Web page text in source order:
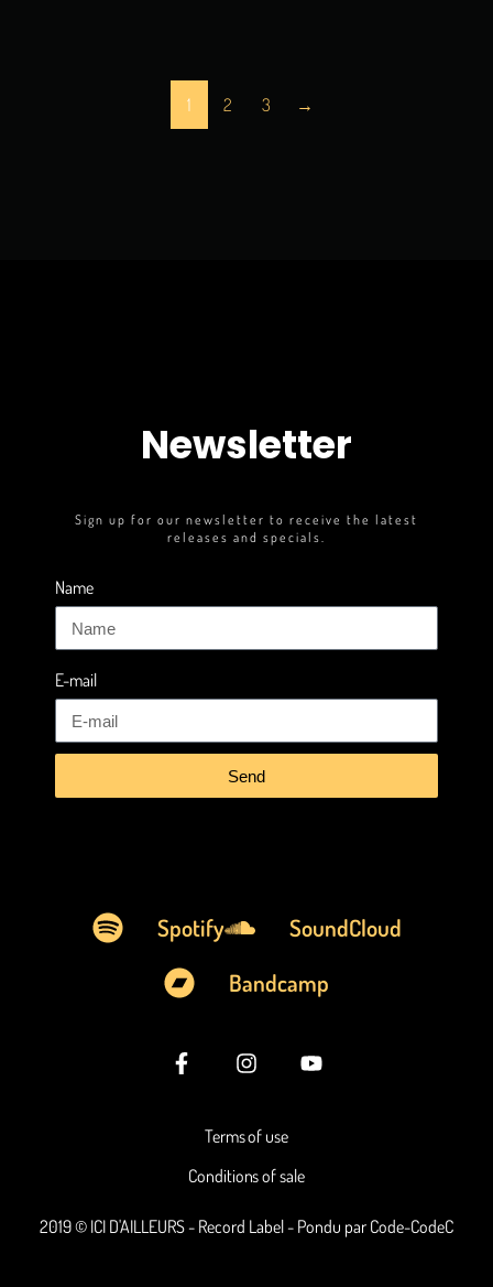
1 2 3 →
Newsletter
Sign up for our newsletter to receive the latest
releases and specials.
Name
E-mail
Send
Spotify
SoundCloud
Bandcamp
Terms of use
Conditions of sale
2019 © ICI D'AILLEURS - Record Label - Pondu par Code-CodeC